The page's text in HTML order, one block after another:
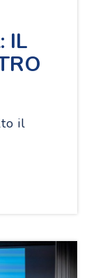
IL
il